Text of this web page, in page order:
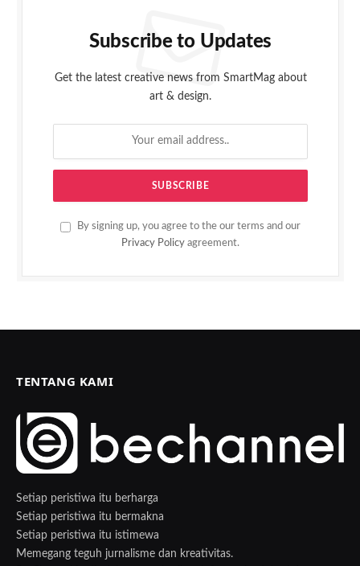
Subscribe to Updates
Get the latest creative news from SmartMag about
art & design.
By signing up, you agree to the our terms and our
Privacy Policy agreement.
TENTANG KAMI
Setiap peristiwa itu berharga
Setiap peristiwa itu bermakna
Setiap peristiwa itu istimewa
Memegang teguh jurnalisme dan kreativitas.